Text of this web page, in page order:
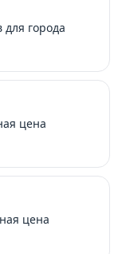
города
цена
цена